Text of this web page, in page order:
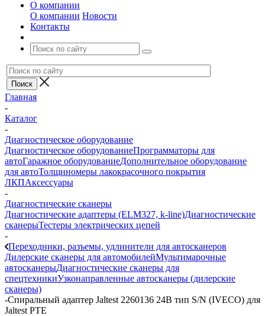
О компании
О компании Новости
Контакты
Главная
-
Каталог
-
Диагностическое оборудование
Диагностическое оборудованиеПрограмматоры для
автоГаражное оборудованиеДополнительное оборудование
для автоТолщиномеры лакокрасочного покрытия
ЛКПАксессуары
-
Диагностические сканеры
Диагностические адаптеры (ELM327, k-line)Диагностические
сканерыТестеры электрических цепей
-
Переходники, разъемы, удлинители для автосканеров
Дилерские сканеры для автомобилейМультимарочные
автосканерыДиагностические сканеры для
спецтехникиУзконаправленные автосканеры (дилерские
сканеры)
-Спиральный адаптер Jaltest 2260136 24В тип S/N (IVECO) для
Jaltest PTE